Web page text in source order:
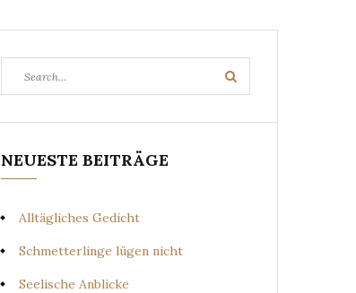
for:
Search
NEUESTE BEITRÄGE
Alltägliches Gedicht
Schmetterlinge lügen nicht
Seelische Anblicke